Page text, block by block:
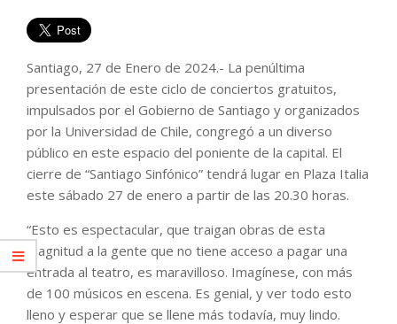
Santiago, 27 de Enero de 2024.- La penúltima
presentación de este ciclo de conciertos gratuitos,
impulsados por el Gobierno de Santiago y organizados
por la Universidad de Chile, congregó a un diverso
público en este espacio del poniente de la capital. El
cierre de “Santiago Sinfónico” tendrá lugar en Plaza Italia
este sábado 27 de enero a partir de las 20.30 horas.
“Esto es espectacular, que traigan obras de esta
magnitud a la gente que no tiene acceso a pagar una
entrada al teatro, es maravilloso. Imagínese, con más
de 100 músicos en escena. Es genial, y ver todo esto
lleno y esperar que se llene más todavía, muy lindo.